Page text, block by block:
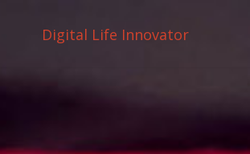
Digital Life Innovator